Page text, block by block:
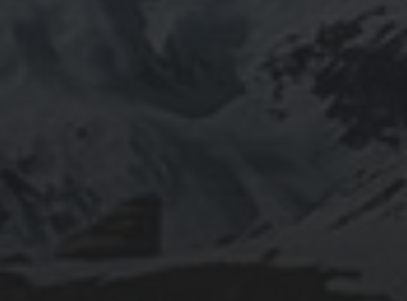
«TURRE» (ALMERÍA) FERIA